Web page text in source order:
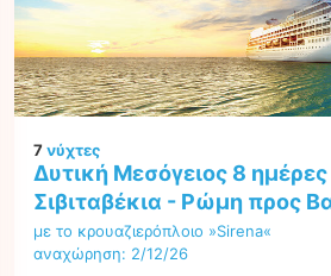
7νύχτες
Δυτική Μεσόγειος 8
Σιβιταβέκια - Ρώμη προς
με το κρουαζιερόπλοιο »Sirena«
αναχώρηση: 2/12/26